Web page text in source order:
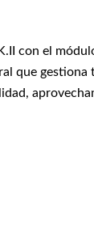
con el
que